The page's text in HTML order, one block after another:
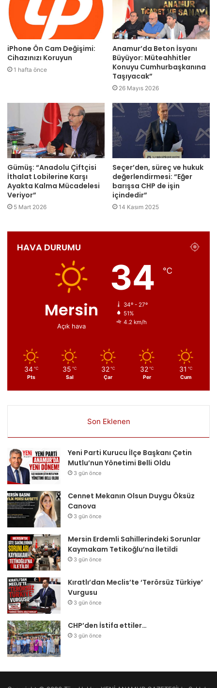
iPhone Ön Cam Değişimi:
Cihazınızı Koruyun
1 hafta önce
Anamur’da Beton İsyanı
Büyüyor: Müteahhitler
Konuyu Cumhurbaşkanına
Taşıyacak”
26 Mayıs 2026
Gümüş: “Anadolu Çiftçisi
İthalat Lobilerine Karşı
Ayakta Kalma Mücadelesi
Veriyor”
5 Mart 2026
Seçer’den, süreç ve hukuk
değerlendirmesi: “Eğer
barışsa CHP de işin
içindedir”
14 Kasım 2025
HAVA DURUMU
Mersin
Açık hava
34 ℃
34º - 27º
51%
4.2 km/h
34 ℃
Pts
35 ℃
Sal
32 ℃
Çar
32 ℃
Per
31 ℃
Cum
Son Eklenen
Yeni Parti Kurucu İlçe Başkanı Çetin
Mutlu’nun Yönetimi Belli Oldu
3 gün önce
Cennet Mekanın Olsun Duygu Öksüz
Canova
3 gün önce
Mersin Erdemli Sahillerindeki Sorunlar
Kaymakam Tetikoğlu’na İletildi
3 gün önce
Kıratlı’dan Meclis’te ‘Terörsüz Türkiye’
Vurgusu
3 gün önce
CHP’den İstifa ettiler…
3 gün önce